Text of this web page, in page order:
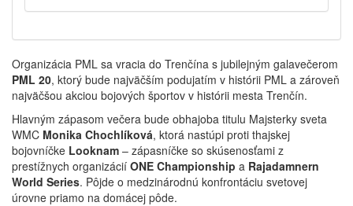
Organizácia PML sa vracia do Trenčína s jubilejným galavečerom
PML 20, ktorý bude najväčším podujatím v histórii PML a zároveň
najväčšou akciou bojových športov v histórii mesta Trenčín.
Hlavným zápasom večera bude obhajoba titulu Majsterky sveta
WMC Monika Chochlíková, ktorá nastúpi proti thajskej
bojovníčke Looknam – zápasníčke so skúsenosťami z
prestížnych organizácií ONE Championship a Rajadamnern
World Series. Pôjde o medzinárodnú konfrontáciu svetovej
úrovne priamo na domácej pôde.